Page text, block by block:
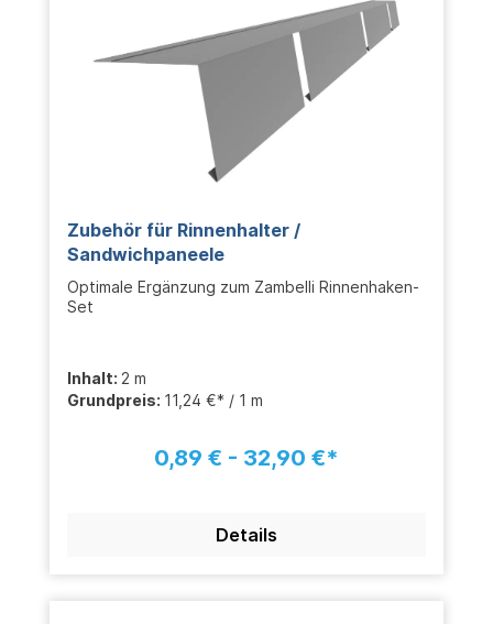
Zubehör für Rinnenhalter /
Sandwichpaneele
Optimale Ergänzung zum Zambelli Rinnenhaken-
Set
Inhalt: 2 m
Grundpreis: 11,24 €* / 1 m
0,89 € - 32,90 €*
Details